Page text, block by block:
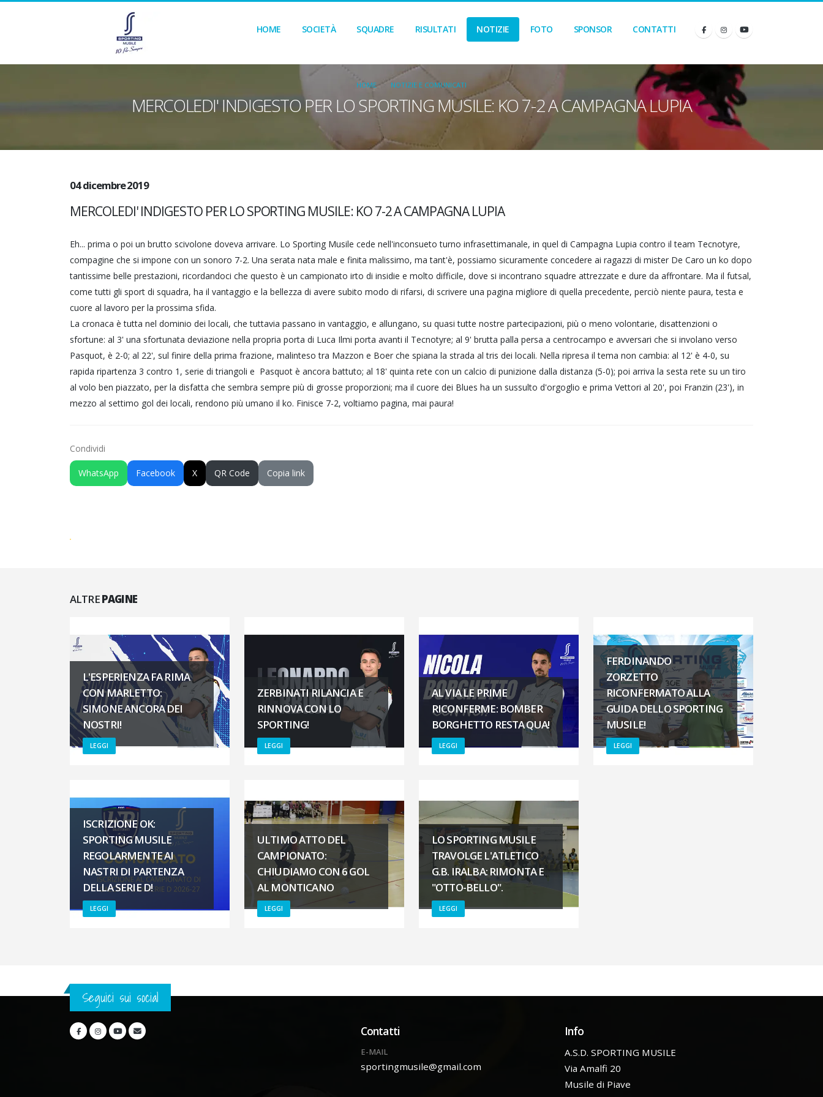
HOME SOCIETÀ SQUADRE RISULTATI NOTIZIE FOTO SPONSOR CONTATTI
MERCOLEDI' INDIGESTO PER LO SPORTING MUSILE: KO 7-2 A CAMPAGNA LUPIA
HOME NOTIZIE E COMUNICATI
04 dicembre 2019
MERCOLEDI' INDIGESTO PER LO SPORTING MUSILE: KO 7-2 A CAMPAGNA LUPIA
Eh... prima o poi un brutto scivolone doveva arrivare. Lo Sporting Musile cede nell'inconsueto turno infrasettimanale, in quel di Campagna Lupia contro il team Tecnotyre,
compagine che si impone con un sonoro 7-2. Una serata nata male e finita malissimo, ma tant'è, possiamo sicuramente concedere ai ragazzi di mister De Caro un ko dopo
tantissime belle prestazioni, ricordandoci che questo è un campionato irto di insidie e molto difficile, dove si incontrano squadre attrezzate e dure da affrontare. Ma il futsal,
come tutti gli sport di squadra, ha il vantaggio e la bellezza di avere subito modo di rifarsi, di scrivere una pagina migliore di quella precedente, perciò niente paura, testa e
cuore al lavoro per la prossima sfida.
La cronaca è tutta nel dominio dei locali, che tuttavia passano in vantaggio, e allungano, su quasi tutte nostre partecipazioni, più o meno volontarie, disattenzioni o
sfortune: al 3' una sfortunata deviazione nella propria porta di Luca Ilmi porta avanti il Tecnotyre; al 9' brutta palla persa a centrocampo e avversari che si involano verso
Pasquot, è 2-0; al 22', sul finire della prima frazione, malinteso tra Mazzon e Boer che spiana la strada al tris dei locali. Nella ripresa il tema non cambia: al 12' è 4-0, su
rapida ripartenza 3 contro 1, serie di triangoli e Pasquot è ancora battuto; al 18' quinta rete con un calcio di punizione dalla distanza (5-0); poi arriva la sesta rete su un tiro
al volo ben piazzato, per la disfatta che sembra sempre più di grosse proporzioni; ma il cuore dei Blues ha un sussulto d'orgoglio e prima Vettori al 20', poi Franzin (23'), in
mezzo al settimo gol dei locali, rendono più umano il ko. Finisce 7-2, voltiamo pagina, mai paura!
Condividi
WhatsApp Facebook X QR Code Copia link
ALTREPAGINE
L'ESPERIENZA FA RIMA
CON MARLETTO:
SIMONE ANCORA DEI
NOSTRI!
LEGGI
ZERBINATI RILANCIA E
RINNOVA CON LO
SPORTING!
LEGGI
AL VIA LE PRIME
RICONFERME: BOMBER
BORGHETTO RESTA QUA!
LEGGI
FERDINANDO
ZORZETTO
RICONFERMATO ALLA
GUIDA DELLO SPORTING
MUSILE!
LEGGI
ISCRIZIONE OK:
SPORTING MUSILE
REGOLARMENTE AI
NASTRI DI PARTENZA
DELLA SERIE D!
LEGGI
ULTIMO ATTO DEL
CAMPIONATO:
CHIUDIAMO CON 6 GOL
AL MONTICANO
LEGGI
LO SPORTING MUSILE
TRAVOLGE L'ATLETICO
G.B. IRALBA: RIMONTA E
"OTTO-BELLO".
LEGGI
Seguici sui social
Contatti
E-MAIL
sportingmusile@gmail.com
Info
A.S.D. SPORTING MUSILE
Via Amalfi 20
Musile di Piave